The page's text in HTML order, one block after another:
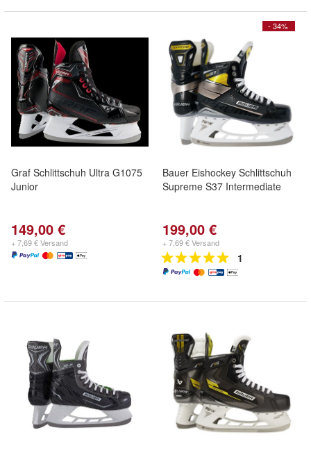
Graf Schlittschuh Ultra G1075
Junior
149,00 €
+ 7,69 € Versand
- 34%
Bauer Eishockey Schlittschuh
Supreme S37 Intermediate
199,00 €
+ 7,69 € Versand
1